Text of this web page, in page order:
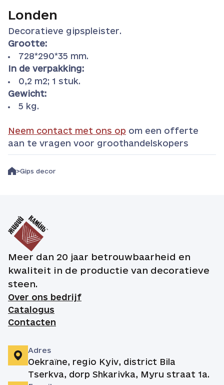
Londen
Decoratieve gipspleister.
Grootte:
728*290*35 mm.
In de verpakking:
0,2 m2; 1 stuk.
Gewicht:
5 kg.
Neem contact met ons op om een offerte
aan te vragen voor groothandelskopers
Gips decor
Meer dan 20 jaar betrouwbaarheid en
kwaliteit in de productie van decoratieve
steen.
Over ons bedrijf
Catalogus
Contacten
Adres
Oekraïne, regio Kyiv, district Bila
Tserkva, dorp Shkarivka, Myru straat 1a.